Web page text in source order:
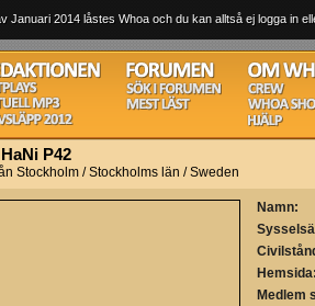
Januari 2014 låstes Whoa och du kan alltså ej logga in
HaNi P42
Stockholm / Stockholms län / Sweden
Namn:
Medlem